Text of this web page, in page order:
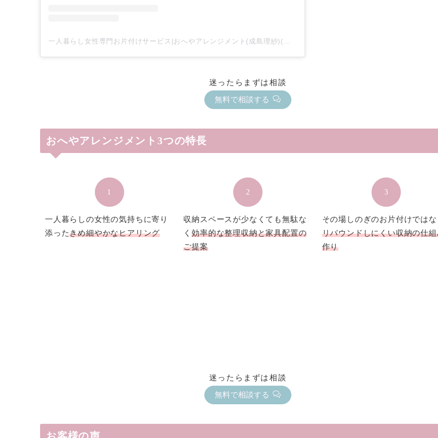
一人暮らし女性専門お片付けサービス|おへやアレンジメント(成島理紗)(@oheya_risa)がシェアした投稿
迷ったらまずは相談
無料で相談する
おへやアレンジメント3つの特長
1
一人暮らしの女性の気持ちに寄り
添ったきめ細やかなヒアリング
2
収納スペースが少なくても無駄な
く効率的な整理収納と家具配置の
ご提案
3
その場しのぎのお片付けでは
リバウンドしにくい収納の仕
作り
迷ったらまずは相談
無料で相談する